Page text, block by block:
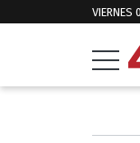
VIERNES